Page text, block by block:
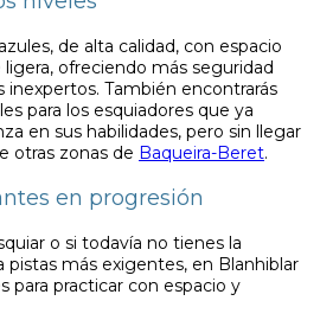
de alta calidad, con espacio
ofreciendo más seguridad
inexpertos. También encontrarás
para los esquiadores que ya
en sus habilidades, pero sin llegar
otras zonas de Baqueira-Beret.
en progresión
o si todavía no tienes la
pistas más exigentes, en Blanhiblar
para practicar con espacio y